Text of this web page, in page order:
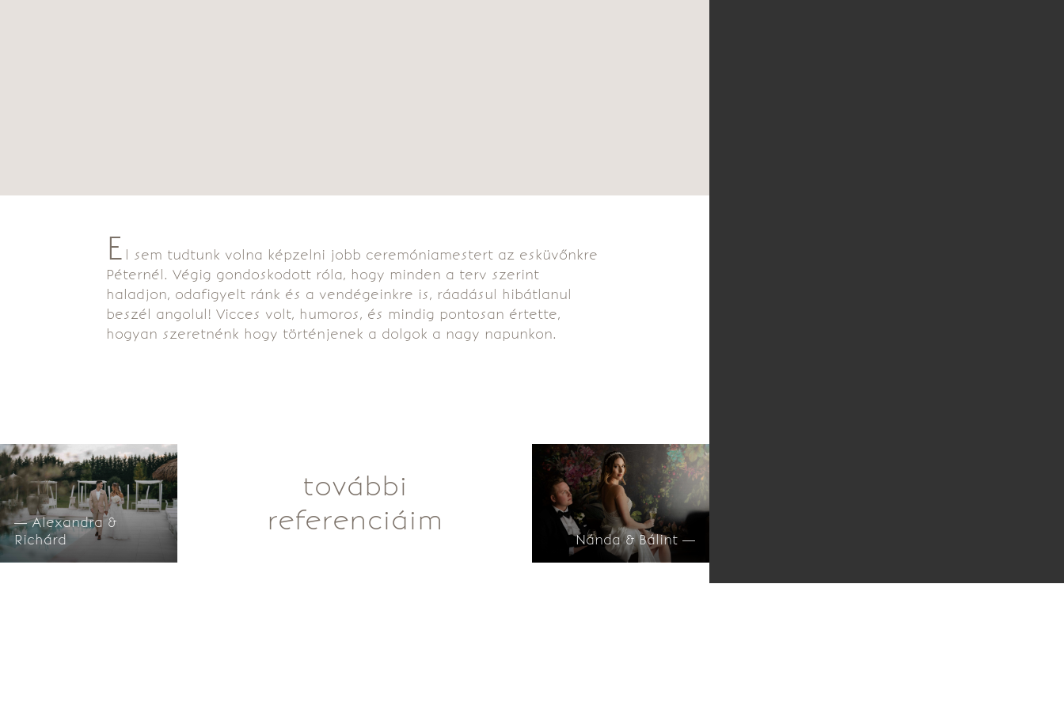
E l sem tudtunk volna képzelni jobb ceremóniamestert az esküvőnkre
Péternél. Végig gondoskodott róla, hogy minden a terv szerint
haladjon, odafigyelt ránk és a vendégeinkre is, ráadásul hibátlanul
beszél angolul! Vicces volt, humoros, és mindig pontosan értette,
hogyan szeretnénk hogy történjenek a dolgok a nagy napunkon.
— Alexandra &
Richárd
további
referenciáim
Nánda & Bálint —